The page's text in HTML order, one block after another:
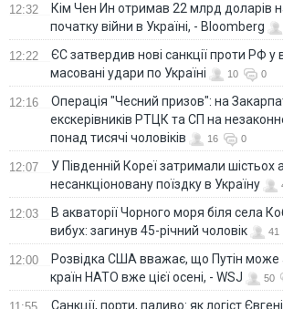
12:32
Кім Чен Ин отримав 22 млрд доларів
початку війни в Україні, - Bloomberg
12:22
ЄС затвердив нові санкції проти РФ у
масовані удари по Україні
10 0
12:16
Операція "Чесний призов": на
екскерівників РТЦК та СП на
понад тисячі чоловіків
16 0
12:07
У Південній Кореї затримали шістьох
несанкціоновану поїздку в Україну
12:03
В акваторії Чорного моря біля села
вибух: загинув 45-річний чоловік
41
12:00
Розвідка США вважає, що Путін може
країн НАТО вже цієї осені, - WSJ
50
Санкції, порти, паливо: як логіст